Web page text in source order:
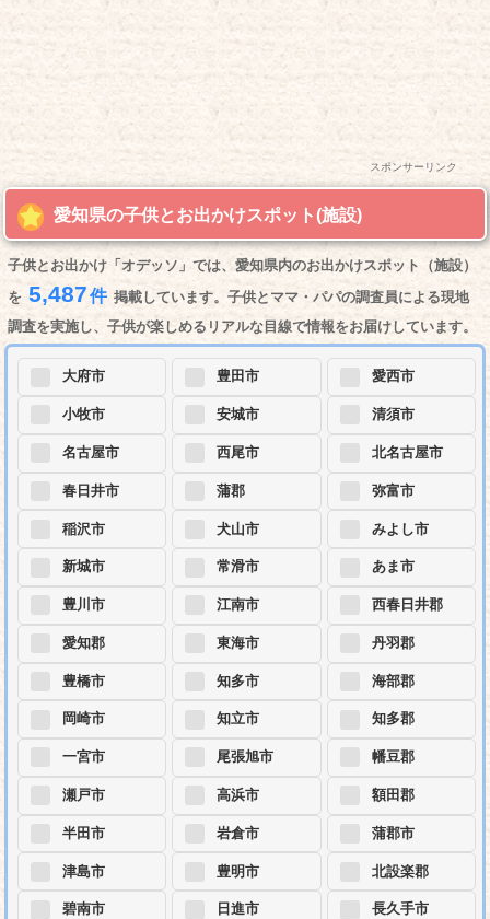
スポンサーリンク
愛知県の子供とお出かけスポット(施設)
子供とお出かけ「オデッソ」では、愛知県内のお出かけスポット（施設）
を 5,487件 掲載しています。子供とママ・パパの調査員による現地
調査を実施し、子供が楽しめるリアルな目線で情報をお届けしています。
大府市
小牧市
名古屋市
春日井市
稲沢市
新城市
豊川市
愛知郡
豊橋市
岡崎市
一宮市
瀬戸市
半田市
津島市
碧南市
豊田市
安城市
西尾市
蒲郡
犬山市
常滑市
江南市
東海市
知多市
知立市
尾張旭市
高浜市
岩倉市
豊明市
日進市
愛西市
清須市
北名古屋市
弥富市
みよし市
あま市
西春日井郡
丹羽郡
海部郡
知多郡
幡豆郡
額田郡
蒲郡市
北設楽郡
長久手市